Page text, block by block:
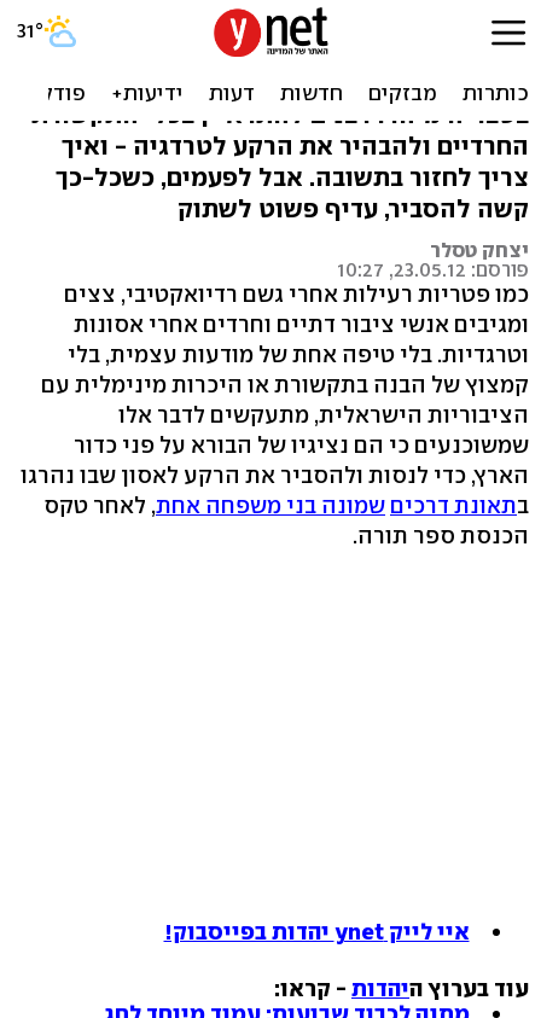
רבנים, אל תפרשו לנו אסונות
כמו אחרי כל אסון, גם בעקבות התאונה המחרידה
בטבריה מיהרו רבנים להתראיין בכלי התקשורת
החרדיים ולהבהיר את הרקע לטרדגיה - ואיך
צריך לחזור בתשובה. אבל לפעמים, כשכל-כך
קשה להסביר, עדיף פשוט לשתוק
יצחק טסלר
פורסם: 23.05.12, 10:27
כמו פטריות רעילות אחרי גשם רדיואקטיבי, צצים
ומגיבים אנשי ציבור דתיים וחרדים אחרי אסונות
וטרגדיות. בלי טיפה אחת של מודעות עצמית, בלי
קמצוץ של הבנה בתקשורת או היכרות מינימלית עם
הציבוריות הישראלית, מתעקשים לדבר אלו
שמשוכנעים כי הם נציגיו של הבורא על פני כדור
הארץ, כדי לנסות ולהסביר את הרקע לאסון שבו נהרגו
בתאונת דרכים שמונה בני משפחה אחת, לאחר טקס
הכנסת ספר תורה.
איי לייק ynet יהדות בפייסבוק!
עוד בערוץ היהדות - קראו: